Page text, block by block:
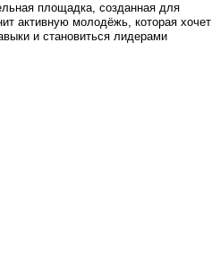
площадка, созданная для
активную молодёжь, которая хочет
и становиться лидерами